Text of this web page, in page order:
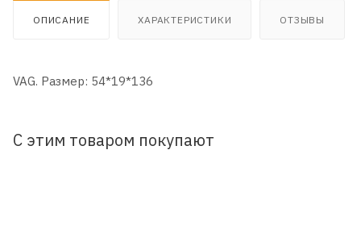
ОПИСАНИЕ ХАРАКТЕРИСТИКИ ОТЗЫВЫ
VAG. Размер: 54*19*136
С этим товаром покупают